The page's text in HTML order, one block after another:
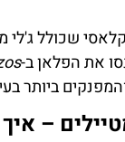
שכולל ג'לי
את הפלאן ב-
ביותר
–